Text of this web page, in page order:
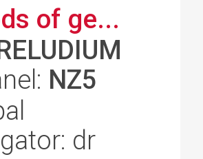
of ge...
NZ5
dr